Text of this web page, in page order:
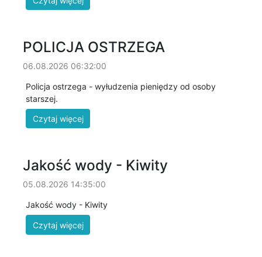
POLICJA OSTRZEGA
06.08.2026 06:32:00
Policja ostrzega - wyłudzenia pieniędzy od osoby
starszej.
Jakość wody - Kiwity
05.08.2026 14:35:00
Jakość wody - Kiwity